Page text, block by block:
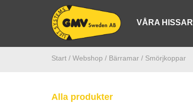
VÅRA HISSAR
Start / Webshop / Bärramar / Smörjkoppar
Alla produkter